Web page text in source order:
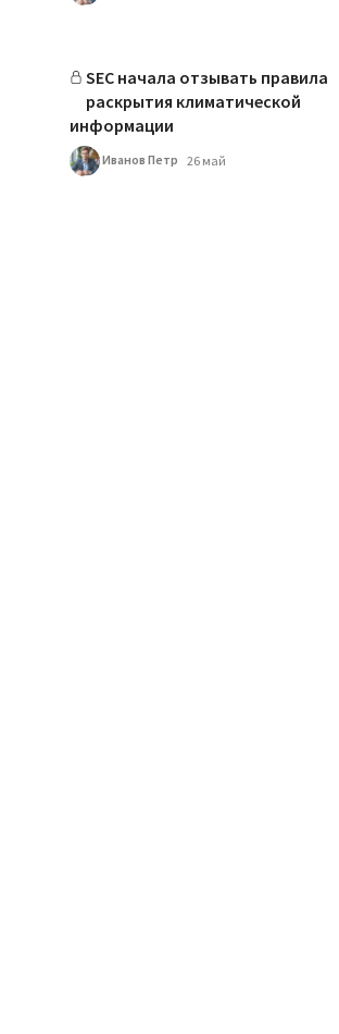
SEC начала отзывать правила
раскрытия климатической
информации
Иванов Петр 26 май